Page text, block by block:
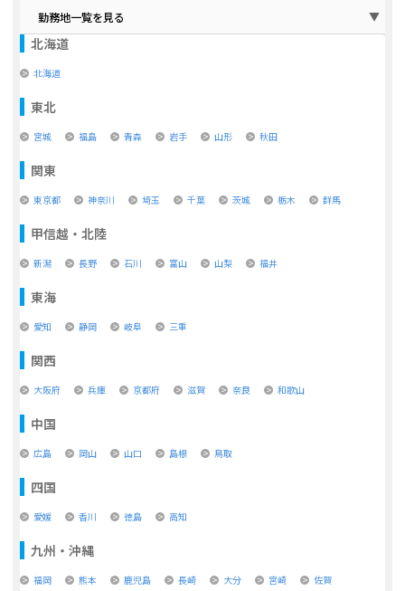
勤務地一覧を見る
北海道
北海道
東北
宮城 福島 青森 岩手 山形 秋田
関東
東京都 神奈川 埼玉 千葉 茨城 栃木 群馬
甲信越・北陸
新潟 長野 石川 富山 山梨 福井
東海
愛知 静岡 岐阜 三重
関西
大阪府 兵庫 京都府 滋賀 奈良 和歌山
中国
広島 岡山 山口 島根 鳥取
四国
愛媛 香川 徳島 高知
九州・沖縄
福岡 熊本 鹿児島 長崎 大分 宮崎 佐賀